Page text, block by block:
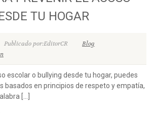
TU HOGAR
Publicado por:EditorCR
Blog
escolar o bullying desde tu hogar, puedes
basados en principios de respeto y empatía,
[…]